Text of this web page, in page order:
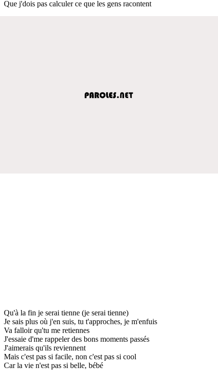
Que j'dois pas calculer ce que les gens racontent
Qu'à la fin je serai tienne (je serai tienne)
Je sais plus où j'en suis, tu t'approches, je m'enfuis
Va falloir qu'tu me retiennes
J'essaie d'me rappeler des bons moments passés
J'aimerais qu'ils reviennent
Mais c'est pas si facile, non c'est pas si cool
Car la vie n'est pas si belle, bébé